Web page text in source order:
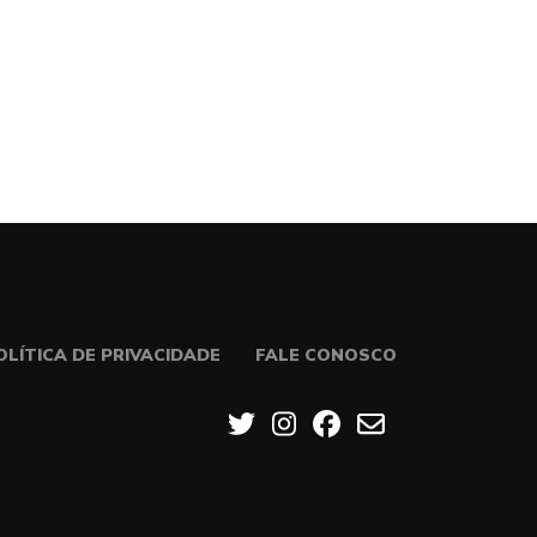
DE PRIVACIDADE FALE CONOSCO